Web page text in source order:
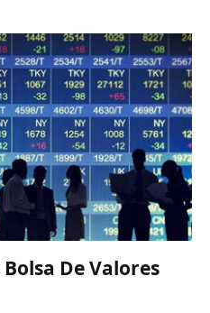
De Valores